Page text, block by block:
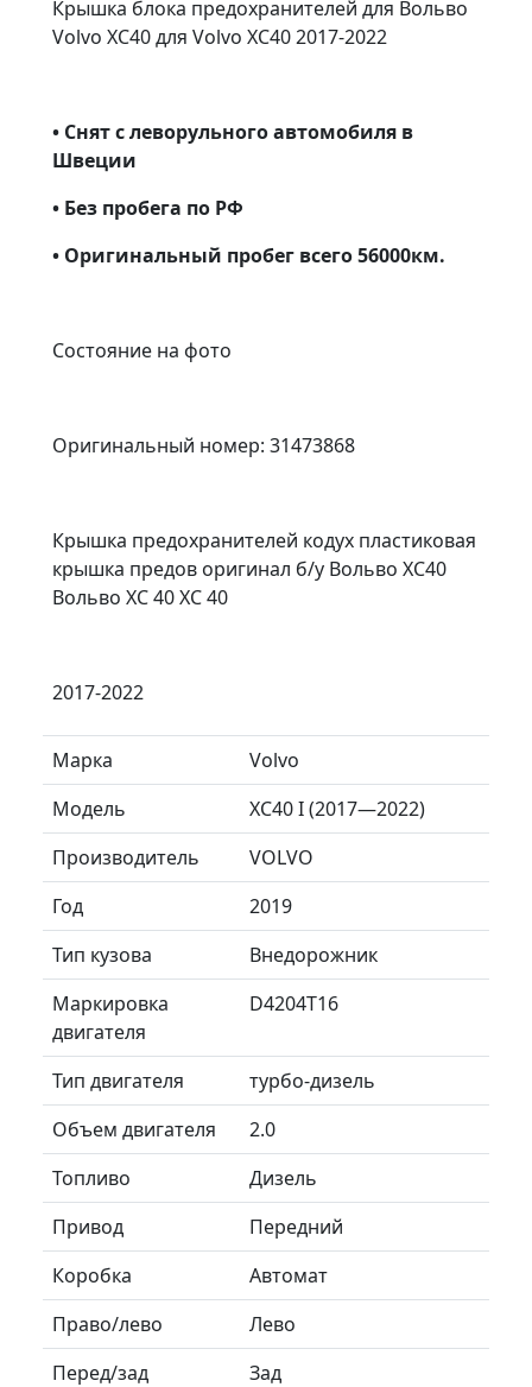
Крышка блока предохранителей для Вольво
Volvo XC40 для Volvo XC40 2017-2022
• Снят с леворульного автомобиля в
Швеции
• Без пробега по РФ
• Оригинальный пробег всего 56000км.
Состояние на фото
Оригинальный номер: 31473868
Крышка предохранителей кодух пластиковая
крышка предов оригинал б/у Вольво ХС40
Вольво XC 40 ХС 40
2017-2022
Марка
Volvo
Модель
XC40 I (2017—2022)
Производитель
VOLVO
Год
2019
Тип кузова
Внедорожник
Маркировка
двигателя
D4204T16
Тип двигателя
турбо-дизель
Объем двигателя
2.0
Топливо
Дизель
Привод
Передний
Коробка
Автомат
Право/лево
Лево
Перед/зад
Зад